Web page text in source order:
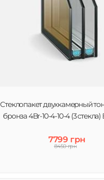
Стеклопакет двухкамерный
бронза 4Br-10-4-10-4 (3
7799 грн
8450 грн